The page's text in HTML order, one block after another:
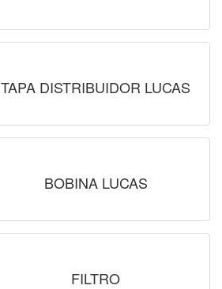
TAPA DISTRIBUIDOR LUCAS
BOBINA LUCAS
FILTRO